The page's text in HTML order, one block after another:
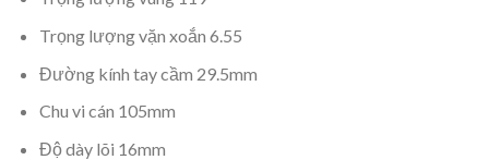
Trọng lượng vặn xoắn 6.55
Đường kính tay cầm 29.5mm
Chu vi cán 105mm
Độ dày lõi 16mm